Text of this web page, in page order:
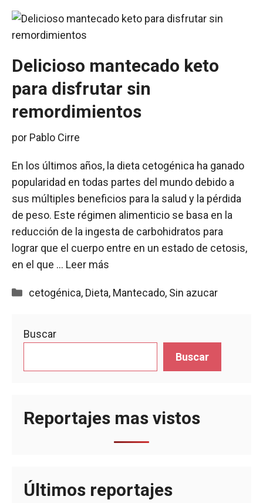
Delicioso mantecado keto
para disfrutar sin
remordimientos
por Pablo Cirre
En los últimos años, la dieta cetogénica ha ganado
popularidad en todas partes del mundo debido a
sus múltiples beneficios para la salud y la pérdida
de peso. Este régimen alimenticio se basa en la
reducción de la ingesta de carbohidratos para
lograr que el cuerpo entre en un estado de cetosis,
en el que … Leer más
Categorías
cetogénica, Dieta, Mantecado, Sin azucar
Buscar
Buscar
Reportajes mas vistos
Últimos reportajes